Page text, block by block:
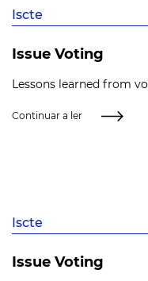
Iscte
Issue Voting
Lessons learned from
Continuar a ler
Iscte
Issue Voting